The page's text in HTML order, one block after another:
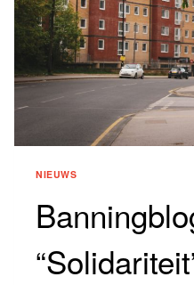
NIEUWS